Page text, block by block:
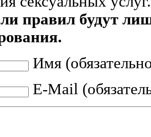
правил будут
Имя
E-Mail